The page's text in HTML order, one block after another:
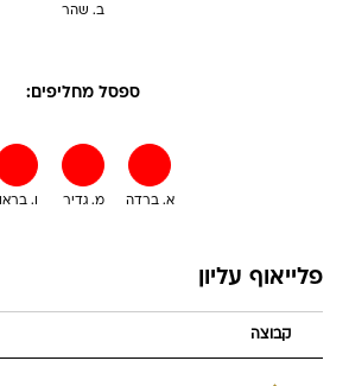
ב. שהר
ספסל מחליפים:
ו. בראון מ. גדיר א. ברדה
פלייאוף עליון
קבוצה